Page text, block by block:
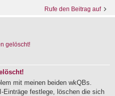
Rufe den Beitrag auf
gelöscht!
mit meinen beiden wkQBs.
Einträge festlege, löschen die sich